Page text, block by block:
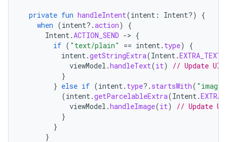
private fun handleIntent(intent : Intent?)
{
when (intent?.action)
{
Intent.ACTION_SEND -> {
if ( "text/plain" == intent. type)
{
intent.getStringExtra(Intent.EXTRA_TEXT
viewModel .handleText(it)
// Update UI
}
} else if (intent. type?. startsWith(
(intent.getParcelableExtra(Intent.
viewModel .handleImage(it)
// Update
}
}
}